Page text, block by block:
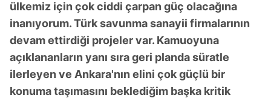
ülkemiz için çok ciddi çarpan güç olacağına
inanıyorum. Türk savunma sanayii firmalarının
devam ettirdiği projeler var. Kamuoyuna
açıklananların yanı sıra geri planda süratle
ilerleyen ve Ankara'nın elini çok güçlü bir
konuma taşımasını beklediğim başka kritik